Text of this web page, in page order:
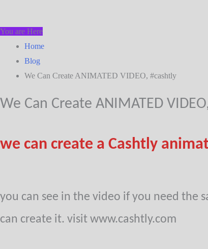
You are Here
Home
Blog
We Can Create ANIMATED VIDEO, #cashtly
We Can Create ANIMATED
we can create a Cashtly
you can see in the video if you need the
can create it. visit www.cashtly.com